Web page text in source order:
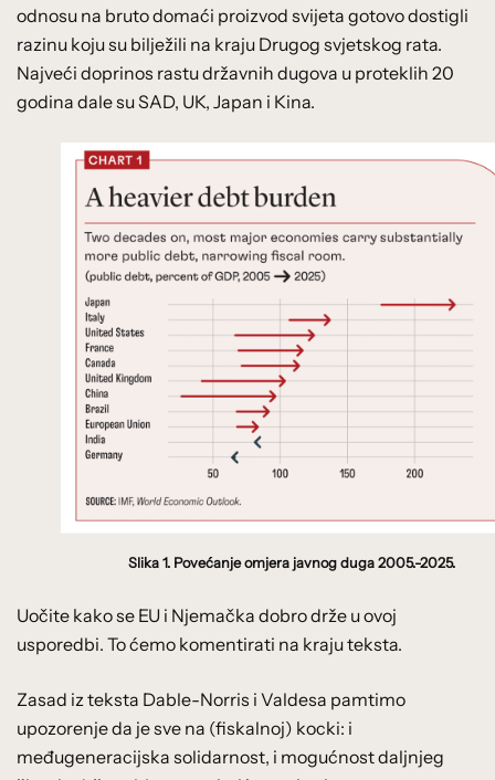
odnosu na bruto domaći proizvod svijeta gotovo dostigli
razinu koju su bilježili na kraju Drugog svjetskog rata.
Najveći doprinos rastu državnih dugova u proteklih 20
godina dale su SAD, UK, Japan i Kina.
Slika 1. Povećanje omjera javnog duga 2005.-2025.
Uočite kako se EU i Njemačka dobro drže u ovoj
usporedbi. To ćemo komentirati na kraju teksta.
Zasad iz teksta Dable-Norris i Valdesa pamtimo
upozorenje da je sve na (fiskalnoj) kocki: i
međugeneracijska solidarnost, i mogućnost daljnjeg